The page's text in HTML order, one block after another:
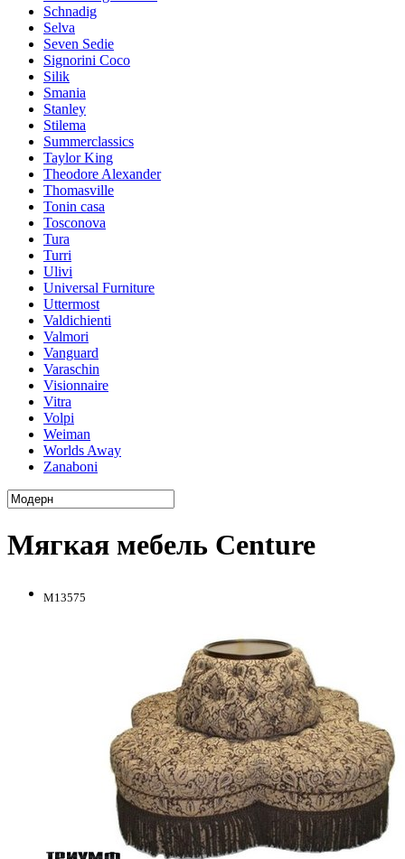
Schnadig
Selva
Seven Sedie
Signorini Coco
Silik
Smania
Stanley
Stilema
Summerclassics
Taylor King
Theodore Alexander
Thomasville
Tonin casa
Tosconova
Tura
Turri
Ulivi
Universal Furniture
Uttermost
Valdichienti
Valmori
Vanguard
Varaschin
Visionnaire
Vitra
Volpi
Weiman
Worlds Away
Zanaboni
Мягкая мебель Centure
M13575